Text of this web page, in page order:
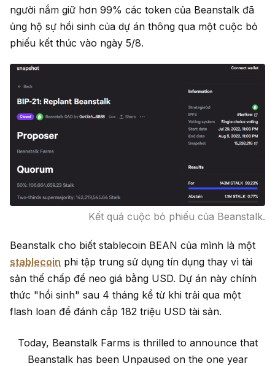
người nắm giữ hơn 99% các token của Beanstalk đã
ủng hộ sự hồi sinh của dự án thông qua một cuộc bỏ
phiếu kết thúc vào ngày 5/8.
Kết quả cuộc bỏ phiếu của Beanstalk.
Beanstalk cho biết stablecoin BEAN của mình là một
stablecoin phi tập trung sử dụng tín dụng thay vì tài
sản thế chấp để neo giá bằng USD. Dự án này chính
thức "hồi sinh" sau 4 tháng kể từ khi trải qua một
flash loan để đánh cắp 182 triệu USD tài sản.
Today, Beanstalk Farms is thrilled to announce that
Beanstalk has been Unpaused on the one year